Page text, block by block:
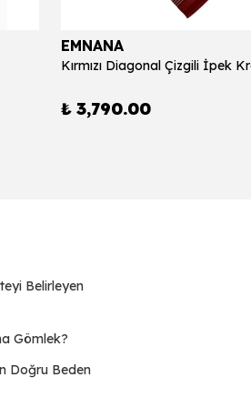
EMNANA
₺ 3,790.00
Belirleyen
Gömlek?
Doğru Beden